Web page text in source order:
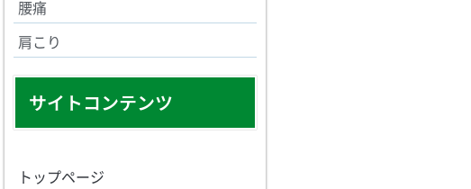
腰痛
肩こり
サイトコンテンツ
トップページ